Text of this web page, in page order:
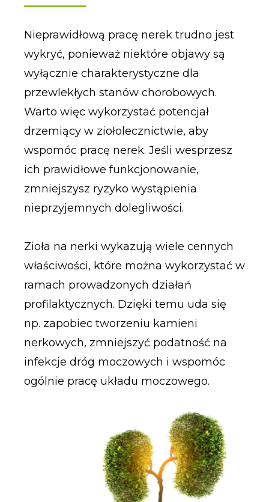
Nieprawidłową pracę nerek trudno jest
wykryć, ponieważ niektóre objawy są
wyłącznie charakterystyczne dla
przewlekłych stanów chorobowych.
Warto więc wykorzystać potencjał
drzemiący w ziołolecznictwie, aby
wspomóc pracę nerek. Jeśli wesprzesz
ich prawidłowe funkcjonowanie,
zmniejszysz ryzyko wystąpienia
nieprzyjemnych dolegliwości.
Zioła na nerki wykazują wiele cennych
właściwości, które można wykorzystać w
ramach prowadzonych działań
profilaktycznych. Dzięki temu uda się
np. zapobiec tworzeniu kamieni
nerkowych, zmniejszyć podatność na
infekcje dróg moczowych i wspomóc
ogólnie pracę układu moczowego.